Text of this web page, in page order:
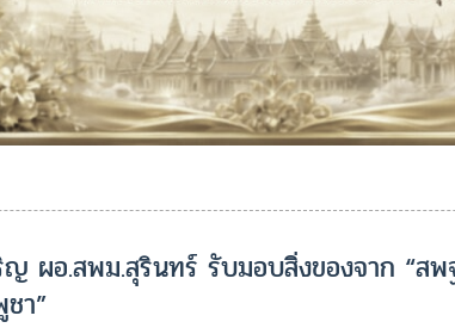
ญ ผอ.สพม.สุรินทร์ รับมอบสิ่งของจาก “สพ
า”